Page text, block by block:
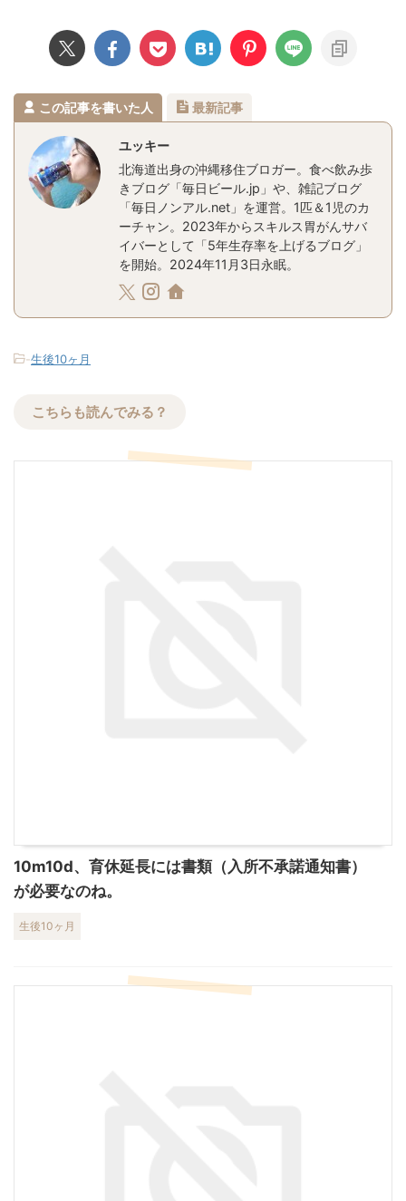
この記事を書いた人 最新記事
ユッキー
北海道出身の沖縄移住ブロガー。食べ飲み歩
きブログ「毎日ビール.jp」や、雑記ブログ
「毎日ノンアル.net」を運営。1匹＆1児のカ
ーチャン。2023年からスキルス胃がんサバ
イバーとして「5年生存率を上げるブログ」
を開始。2024年11月3日永眠。
-生後10ヶ月
こちらも読んでみる？
10m10d、育休延長には書類（入所不承諾通知書）
が必要なのね。
生後10ヶ月